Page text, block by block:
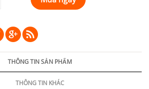
THÔNG TIN SẢN PHẨM
THÔNG TIN KHÁC